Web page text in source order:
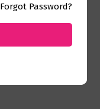
Forgot Password?